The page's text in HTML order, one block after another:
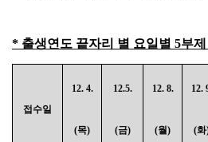
* 출생연도 끝자리 별 요일별 5부
접수일
12. 4.
(목)
12.5.
(금)
12. 8.
(월)
12.
(화